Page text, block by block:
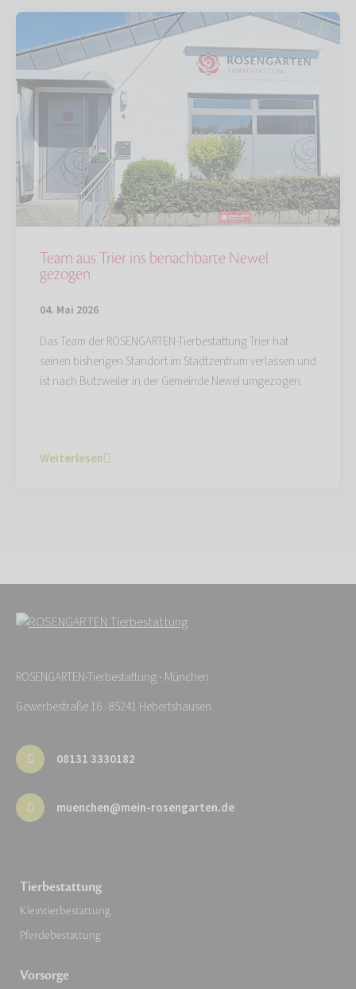
Team aus Trier ins benachbarte Newel
gezogen
04. Mai 2026
Das Team der ROSENGARTEN-Tierbestattung Trier hat
seinen bisherigen Standort im Stadtzentrum verlassen und
ist nach Butzweiler in der Gemeinde Newel umgezogen.
Weiterlesen
ROSENGARTEN-Tierbestattung - München
Gewerbestraße 16 · 85241 Hebertshausen
08131 3330182
muenchen@mein-rosengarten.de
Tierbestattung
Kleintierbestattung
Pferdebestattung
Vorsorge